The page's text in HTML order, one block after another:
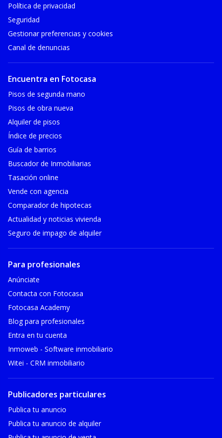
Política de privacidad
Seguridad
Gestionar preferencias y cookies
Canal de denuncias
Encuentra en Fotocasa
Pisos de segunda mano
Pisos de obra nueva
Alquiler de pisos
Índice de precios
Guía de barrios
Buscador de Inmobiliarias
Tasación online
Vende con agencia
Comparador de hipotecas
Actualidad y noticias vivienda
Seguro de impago de alquiler
Para profesionales
Anúnciate
Contacta con Fotocasa
Fotocasa Academy
Blog para profesionales
Entra en tu cuenta
Inmoweb - Software inmobiliario
Witei - CRM inmobiliario
Publicadores particulares
Publica tu anuncio
Publica tu anuncio de alquiler